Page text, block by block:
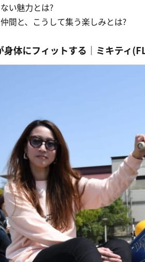
い魅力とは?
間と、こうして集う楽しみとは?
身体にフィットする｜ミキティ